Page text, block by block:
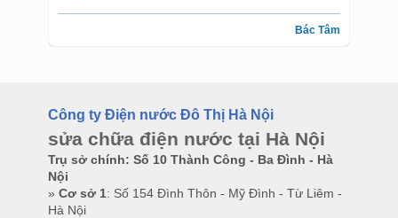
Bác Tâm
Công ty Điện nước Đô Thị Hà Nội
sửa chữa điện nước tại Hà Nội
Trụ sở chính: Số 10 Thành Công - Ba Đình - Hà
Nội
» Cơ sở 1: Số 154 Đình Thôn - Mỹ Đình - Từ Liêm -
Hà Nội